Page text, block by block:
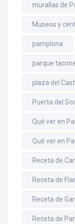
murallas de
Museos y
pamplona
parque
plaza del
Puerta del
Qué ver en
Qué ver en
Receta de
Receta de
Receta de
Receta de